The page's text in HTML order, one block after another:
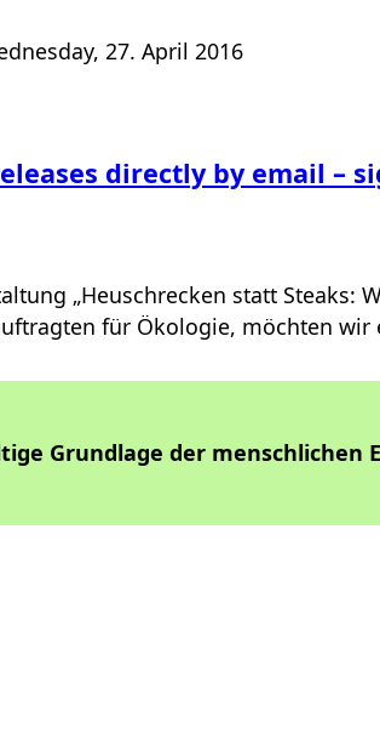
27. April 2016
directly by email –
„Heuschrecken statt Steaks:
für Ökologie, möchten
Grundlage der menschlichen